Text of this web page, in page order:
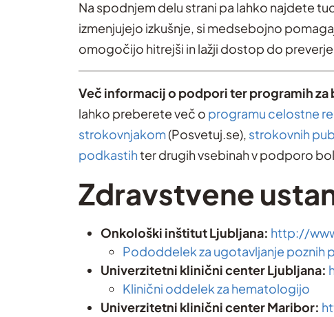
Na spodnjem delu strani pa lahko najdete
izmenjujejo izkušnje, si medsebojno
omogočijo hitrejši in lažji dostop do
Več informacij o podpori ter programih za
lahko preberete več o programu celostne
strokovnjakom(Posvetuj.se), strokovnih
podkastihter drugih vsebinah v podporo
Zdravstvene
Onkološki inštitut Ljubljana: http://
Pododdelek za ugotavljanje poznih
Univerzitetni klinični center Ljubljana:
Klinični oddelek za hematologijo
Univerzitetni klinični center Maribor: